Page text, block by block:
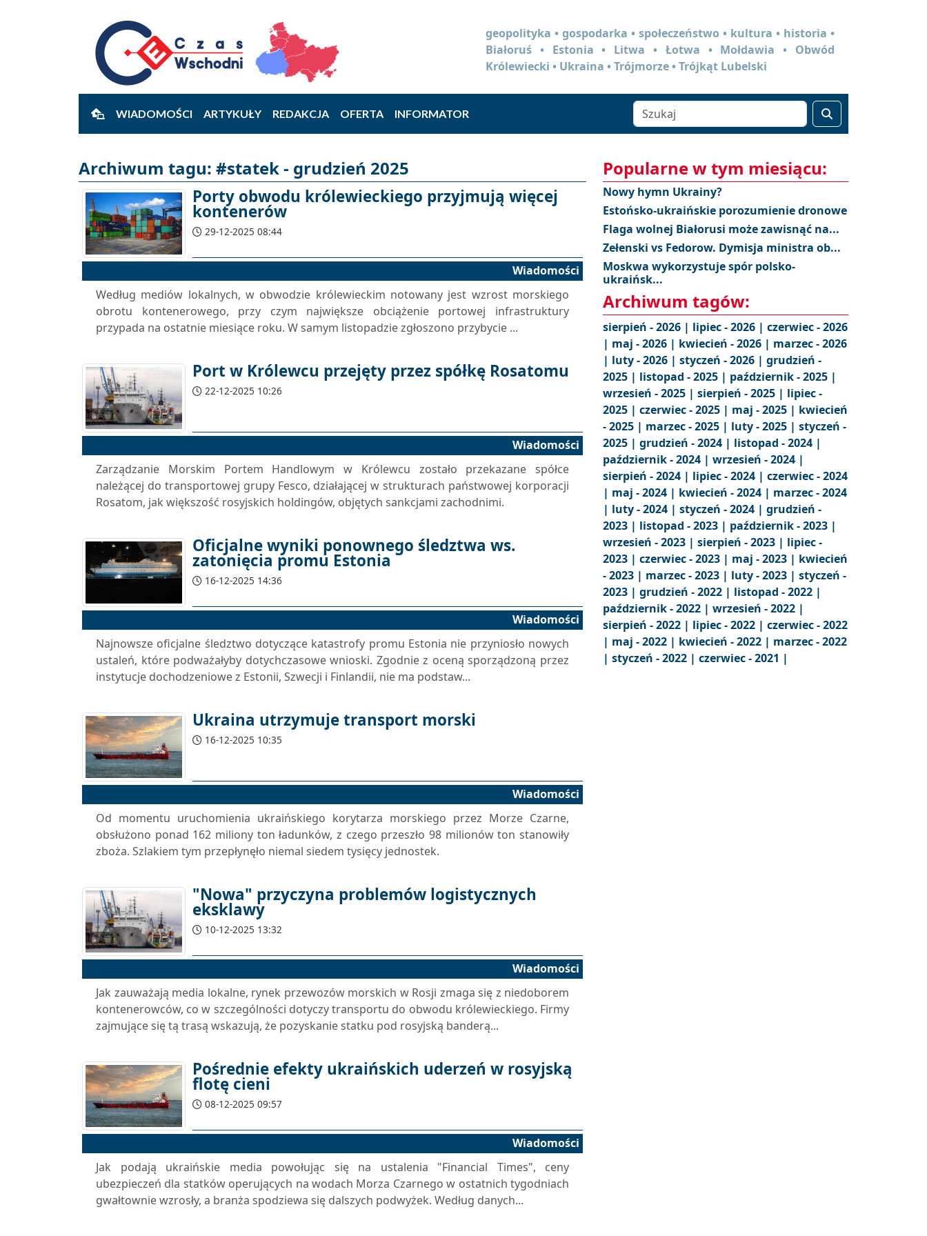
geopolityka • gospodarka • społeczeństwo • kultura • historia •
Białoruś • Estonia • Litwa • Łotwa • Mołdawia • Obwód
Królewiecki • Ukraina • Trójmorze • Trójkąt Lubelski
WIADOMOŚCI ARTYKUŁY REDAKCJA OFERTA INFORMATOR
Archiwum tagu: #statek - grudzień 2025
Porty obwodu królewieckiego przyjmują więcej
kontenerów
29-12-2025 08:44
Wiadomości
Według mediów lokalnych, w obwodzie królewieckim notowany jest wzrost morskiego
obrotu kontenerowego, przy czym największe obciążenie portowej infrastruktury
przypada na ostatnie miesiące roku. W samym listopadzie zgłoszono przybycie ...
Port w Królewcu przejęty przez spółkę Rosatomu
22-12-2025 10:26
Wiadomości
Zarządzanie Morskim Portem Handlowym w Królewcu zostało przekazane spółce
należącej do transportowej grupy Fesco, działającej w strukturach państwowej korporacji
Rosatom, jak większość rosyjskich holdingów, objętych sankcjami zachodnimi.
Oficjalne wyniki ponownego śledztwa ws.
zatonięcia promu Estonia
16-12-2025 14:36
Wiadomości
Najnowsze oficjalne śledztwo dotyczące katastrofy promu Estonia nie przyniosło nowych
ustaleń, które podważałyby dotychczasowe wnioski. Zgodnie z oceną sporządzoną przez
instytucje dochodzeniowe z Estonii, Szwecji i Finlandii, nie ma podstaw...
Ukraina utrzymuje transport morski
16-12-2025 10:35
Wiadomości
Od momentu uruchomienia ukraińskiego korytarza morskiego przez Morze Czarne,
obsłużono ponad 162 miliony ton ładunków, z czego przeszło 98 milionów ton stanowiły
zboża. Szlakiem tym przepłynęło niemal siedem tysięcy jednostek.
"Nowa" przyczyna problemów logistycznych
eksklawy
10-12-2025 13:32
Wiadomości
Jak zauważają media lokalne, rynek przewozów morskich w Rosji zmaga się z niedoborem
kontenerowców, co w szczególności dotyczy transportu do obwodu królewieckiego. Firmy
zajmujące się tą trasą wskazują, że pozyskanie statku pod rosyjską banderą...
Pośrednie efekty ukraińskich uderzeń w rosyjską
flotę cieni
08-12-2025 09:57
Wiadomości
Jak podają ukraińskie media powołując się na ustalenia "Financial Times", ceny
ubezpieczeń dla statków operujących na wodach Morza Czarnego w ostatnich tygodniach
gwałtownie wzrosły, a branża spodziewa się dalszych podwyżek. Według danych...
Popularne w tym miesiącu:
Nowy hymn Ukrainy?
Estońsko-ukraińskie porozumienie dronowe
Flaga wolnej Białorusi może zawisnąć na...
Zełenski vs Fedorow. Dymisja ministra ob...
Moskwa wykorzystuje spór polsko-
ukraińsk...
Archiwum tagów:
sierpień - 2026 | lipiec - 2026 | czerwiec - 2026
| maj - 2026 | kwiecień - 2026 | marzec - 2026
| luty - 2026 | styczeń - 2026 | grudzień -
2025 | listopad - 2025 | październik - 2025 |
wrzesień - 2025 | sierpień - 2025 | lipiec -
2025 | czerwiec - 2025 | maj - 2025 | kwiecień
- 2025 | marzec - 2025 | luty - 2025 | styczeń -
2025 | grudzień - 2024 | listopad - 2024 |
październik - 2024 | wrzesień - 2024 |
sierpień - 2024 | lipiec - 2024 | czerwiec - 2024
| maj - 2024 | kwiecień - 2024 | marzec - 2024
| luty - 2024 | styczeń - 2024 | grudzień -
2023 | listopad - 2023 | październik - 2023 |
wrzesień - 2023 | sierpień - 2023 | lipiec -
2023 | czerwiec - 2023 | maj - 2023 | kwiecień
- 2023 | marzec - 2023 | luty - 2023 | styczeń -
2023 | grudzień - 2022 | listopad - 2022 |
październik - 2022 | wrzesień - 2022 |
sierpień - 2022 | lipiec - 2022 | czerwiec - 2022
| maj - 2022 | kwiecień - 2022 | marzec - 2022
| styczeń - 2022 | czerwiec - 2021 |